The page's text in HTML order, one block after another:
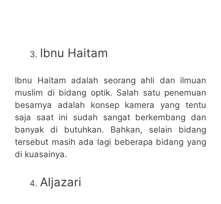
Ibnu Haitam
Ibnu Haitam adalah seorang ahli dan ilmuan
muslim di bidang optik. Salah satu penemuan
besarnya adalah konsep kamera yang tentu
saja saat ini sudah sangat berkembang dan
banyak di butuhkan. Bahkan, selain bidang
tersebut masih ada lagi beberapa bidang yang
di kuasainya.
Aljazari